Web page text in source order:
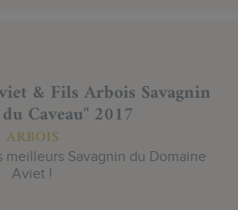
& Fils Arbois Savagnin
Caveau" 2017
ARBOIS
meilleurs Savagnin du Domaine
Aviet !